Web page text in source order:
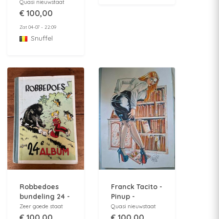
verdwenen
proffesor + 2
platen - 2009
Quasi nieuwstaat
€ 100,00
Zat 04-07 - 22:09
Snuffel
Robbedoes
bundeling 24 -
HC - 1948
Zeer goede staat
Franck Tacito -
Pinup -
Originele
tekening/illustratie
Quasi nieuwstaat